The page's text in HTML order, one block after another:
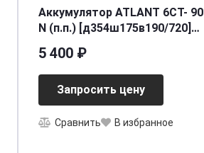
Аккумулятор ATLANT 6СТ- 90
N (п.п.) [д354ш175в190/720]
5 400 ₽
Запросить цену
Сравнить В избранное